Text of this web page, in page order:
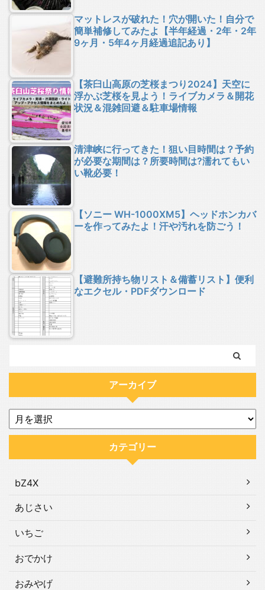
マットレスが破れた！穴が開いた！自分で
簡単補修してみたよ【半年経過・2年・2年
9ヶ月・5年4ヶ月経過追記あり】
【茶臼山高原の芝桜まつり2024】天空に
浮かぶ芝桜を見よう！ライブカメラ＆開花
状況＆混雑回避＆駐車場情報
清津峡に行ってきた！狙い目時間は？予約
が必要な期間は？所要時間は?濡れてもい
い靴必要！
【ソニー WH-1000XM5】ヘッドホンカバ
ーを作ってみたよ！汗や汚れを防ごう！
【避難所持ち物リスト＆備蓄リスト】便利
なエクセル・PDFダウンロード
アーカイブ
カテゴリー
bZ4X
あじさい
いちご
おでかけ
おみやげ